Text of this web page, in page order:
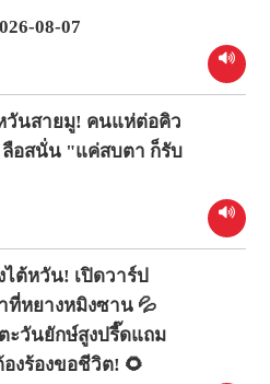
08-07
วันสายมู! คนแห่ต่อคิว
ลือสนั่น "แค่สบตา ก็รับ
ต้หวัน! เปิดวาร์ป
ที่หยางหมิงซาน 💦
ะวันยักษ์สูงปรี๊ดแถม
งร้องขอชีวิต! 🌻